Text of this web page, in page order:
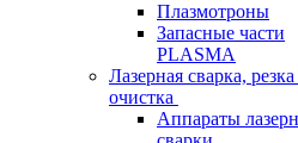
Плазмотроны
Запасные части
PLASMA
Лазерная сварка,
очистка
Аппараты